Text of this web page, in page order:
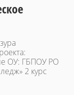
ОУ: ГБПОУ РО
2 курс